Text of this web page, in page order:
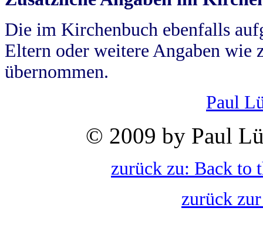
Die im Kirchenbuch ebenfalls
Eltern oder weitere Angaben wie
übernommen.
Paul
© 2009 by Paul
zurück zu: Back to
zurück